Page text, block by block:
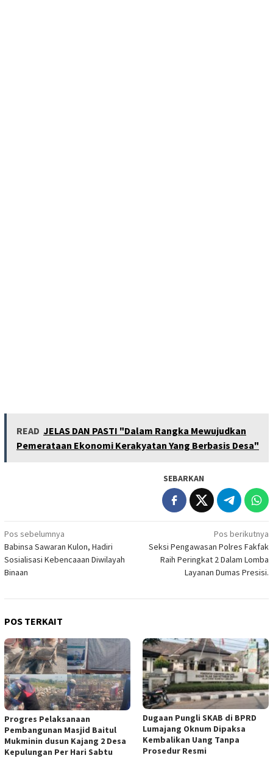
READ JELAS DAN PASTI "Dalam Rangka Mewujudkan
Pemerataan Ekonomi Kerakyatan Yang Berbasis Desa"
SEBARKAN
Navigasi
pos
Pos sebelumnya
Babinsa Sawaran Kulon, Hadiri
Sosialisasi Kebencaaan Diwilayah
Binaan
Pos berikutnya
Seksi Pengawasan Polres Fakfak
Raih Peringkat 2 Dalam Lomba
Layanan Dumas Presisi.
POS TERKAIT
Progres Pelaksanaan
Pembangunan Masjid Baitul
Mukminin dusun Kajang 2 Desa
Kepulungan Per Hari Sabtu
Dugaan Pungli SKAB di BPRD
Lumajang Oknum Dipaksa
Kembalikan Uang Tanpa
Prosedur Resmi